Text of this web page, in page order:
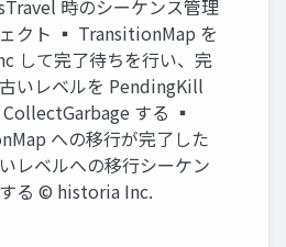
時のシーケンス管理
クト ▪ TransitionMap を
して完了待ちを行い、完
いレベルを PendingKill
CollectGarbage する ▪
への移行が完了した
レベルへの移行シーケン
る © historia Inc.